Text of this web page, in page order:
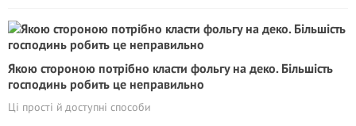
Якою стороною потрібно класти фольгу на деко. Більшість
господинь робить це неправильно
Ці прості й доступні способи